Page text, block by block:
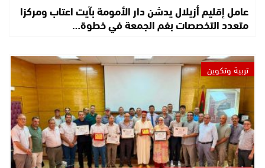
عامل إقليم أزيلال يدشن دار الأمومة بآيت اعتاب ومركزا
متعدد التخصصات بفم الجمعة في خطوة…
تربية وتكوين